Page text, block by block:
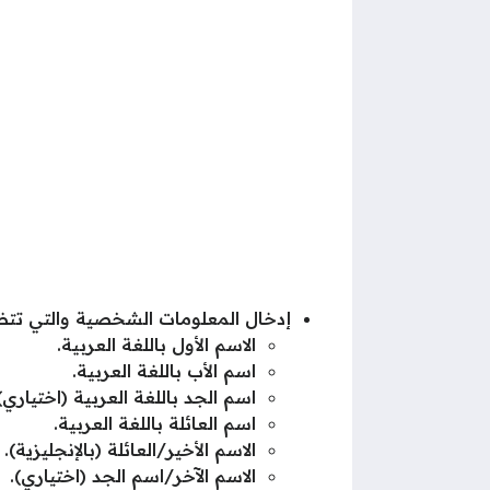
إدخال المعلومات الشخصية والتي
الاسم الأول باللغة العربية.
اسم الأب باللغة العربية.
اسم الجد باللغة العربية
اسم العائلة باللغة العربية.
الاسم الأخير/العائلة (بالإنجليزية).
الاسم الآخر/اسم الجد (اختياري).